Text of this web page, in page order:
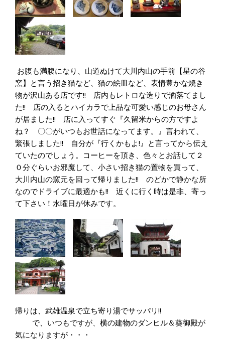
お腹も満腹になり、山道ぬけて大川内山の手前【星の谷
窯】と言う招き猫など、猫の絵皿など、表情豊かな焼き
物が沢山ある店です!! 店内もレトロな造りで洒落てまし
た!! 店の入るとハイカラで上品な可愛い感じのお母さん
が居ました!! 店に入ってすぐ『久留米からの方ですよ
ね？ 〇〇がいつもお世話になってます。』言われて、
緊張しました!! 自分が『行くかもよ!』と言ってから伝え
ていたのでしょう。コーヒーを頂き、色々とお話して２
０分ぐらいお邪魔して、小さい招き猫の置物を買って、
大川内山の窯元を回って帰りました!! のどかで静かな所
なのでドライブに最適かも!! 近くに行く時は是非、寄っ
て下さい！水曜日が休みです。
帰りは、武雄温泉で立ち寄り湯でサッパリ!!
で、いつもですが、横の建物のダンヒル＆葵御殿が
気になりますが・・・